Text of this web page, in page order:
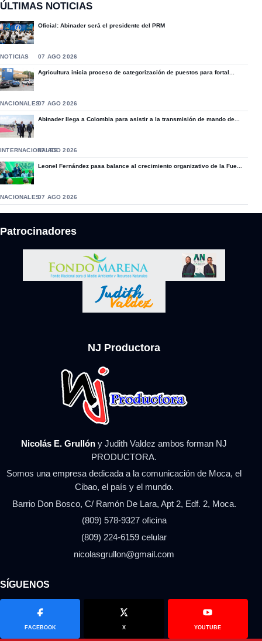
ÚLTIMAS NOTICIAS
Oficial: Abinader será el presidente del PRM
NOTICIAS 07 AGO 2026
Agricultura inicia proceso de categorización de puestos para fortal...
NACIONALES07 AGO 2026
Abinader llega a Colombia para asistir a la transmisión de mando de...
INTERNACIONALES07 AGO 2026
Leonel Fernández pasa balance al crecimiento organizativo de la Fue...
NACIONALES07 AGO 2026
Patrocinadores
NJ Productora
Nicolás E. Grullón y Judith Valdez ambos forman NJ
PRODUCTORA.
Somos una empresa dedicada a la comunicación de Moca, el
Cibao, el país y el mundo.
Barrio Don Bosco, C/ Ramón De Lara, Apt 2, Edf. 2, Moca.
(809) 578-9327 oficina
(809) 224-6159 celular
nicolasgrullon@gmail.com
SÍGUENOS
FACEBOOK X YOUTUBE